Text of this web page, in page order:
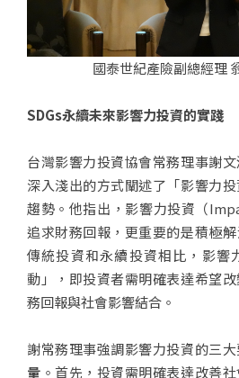
國泰世紀產險副總經理
SDGs永續未來影響力投資的實踐
台灣影響力投資協會常務理事謝
深入淺出的方式闡述了「影響力
趨勢。他指出，影響力投資（
追求財務回報，更重要的是積極
傳統投資和永續投資相比，影響
動」，即投資者需明確表達希望
務回報與社會影響結合。
謝常務理事強調影響力投資的三大
量 。首先，投資需明確表達改善